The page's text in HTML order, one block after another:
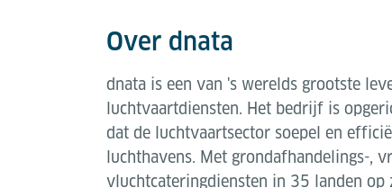
Over dnata
dnata is een van 's werelds grootste
luchtvaartdiensten. Het bedrijf is
dat de luchtvaartsector soepel en
luchthavens. Met grondafhandelings-,
vluchtcateringdiensten in 35 landen op